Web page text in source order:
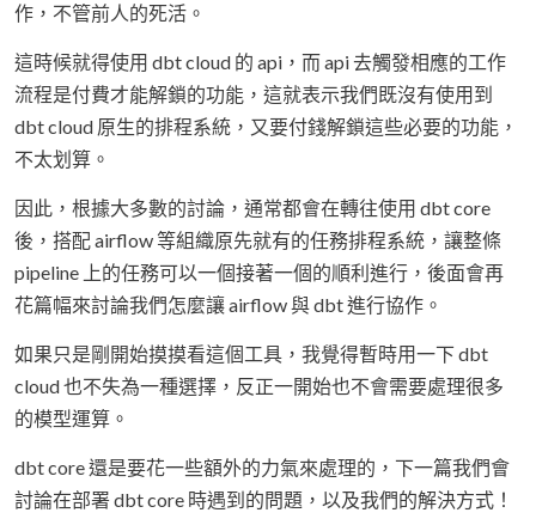
作，不管前人的死活。
這時候就得使用 dbt cloud 的 api，而 api 去觸發相應的工作
流程是付費才能解鎖的功能，這就表示我們既沒有使用到
dbt cloud 原生的排程系統，又要付錢解鎖這些必要的功能，
不太划算。
因此，根據大多數的討論，通常都會在轉往使用 dbt core
後，搭配 airflow 等組織原先就有的任務排程系統，讓整條
pipeline 上的任務可以一個接著一個的順利進行，後面會再
花篇幅來討論我們怎麼讓 airflow 與 dbt 進行協作。
如果只是剛開始摸摸看這個工具，我覺得暫時用一下 dbt
cloud 也不失為一種選擇，反正一開始也不會需要處理很多
的模型運算。
dbt core 還是要花一些額外的力氣來處理的，下一篇我們會
討論在部署 dbt core 時遇到的問題，以及我們的解決方式！